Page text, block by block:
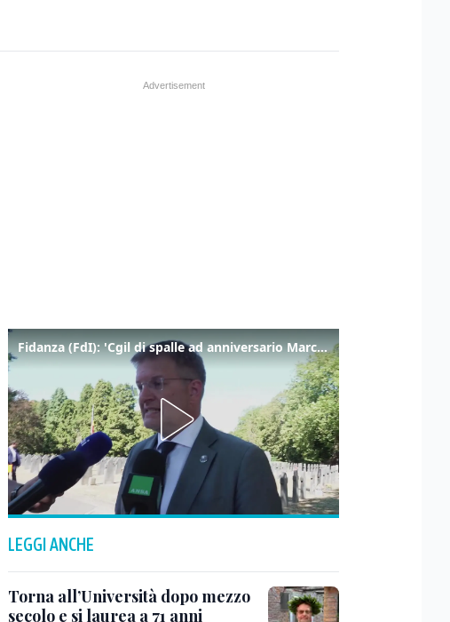
Fidanza (FdI): 'Cgil di spalle ad anniversario Marcinelle mentre La Russa leggeva Mattarella, si vergogni!'
LEGGI ANCHE
Torna all’Università dopo mezzo
secolo e si laurea a 71 anni